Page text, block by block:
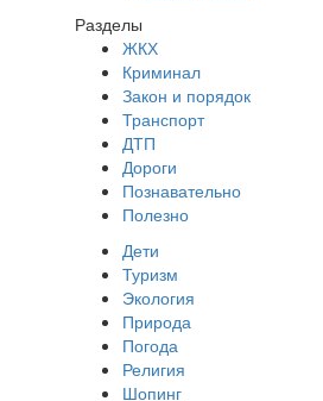
Разделы
ЖКХ
Криминал
Закон и порядок
Транспорт
ДТП
Дороги
Познавательно
Полезно
Дети
Туризм
Экология
Природа
Погода
Религия
Шопинг